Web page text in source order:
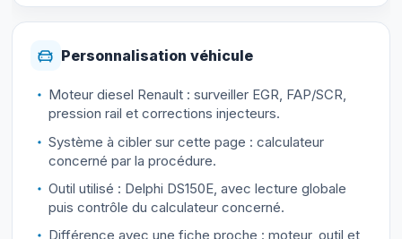
Personnalisation véhicule
Moteur diesel Renault : surveiller EGR, FAP/SCR,
pression rail et corrections injecteurs.
Système à cibler sur cette page : calculateur
concerné par la procédure.
Outil utilisé : Delphi DS150E, avec lecture globale
puis contrôle du calculateur concerné.
Différence avec une fiche proche : moteur, outil et